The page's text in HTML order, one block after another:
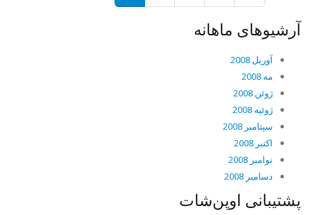
آرشیوهای ماهانه
آوریل 2008
مه 2008
ژوئن 2008
ژوئیه 2008
سپتامبر 2008
اکتبر 2008
نوامبر 2008
دسامبر 2008
پشتیبانی اوپن‌شات